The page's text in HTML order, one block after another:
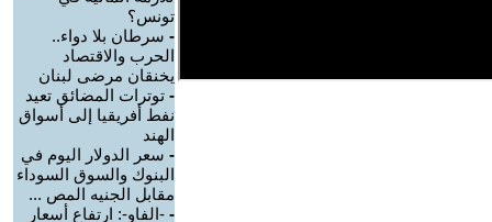
تونس؟
- سرطان بلا دواء..
الحرب والاقتصاد
يخنقان مرضى لبنان
- توترات المضائق تعيد
نفط أفريقيا إلى أسواق
الهند
- سعر الدولار اليوم في
البنوك والسوق السوداء
مقابل الجنيه المص ...
- -الفاو-: ارتفاع أسعار